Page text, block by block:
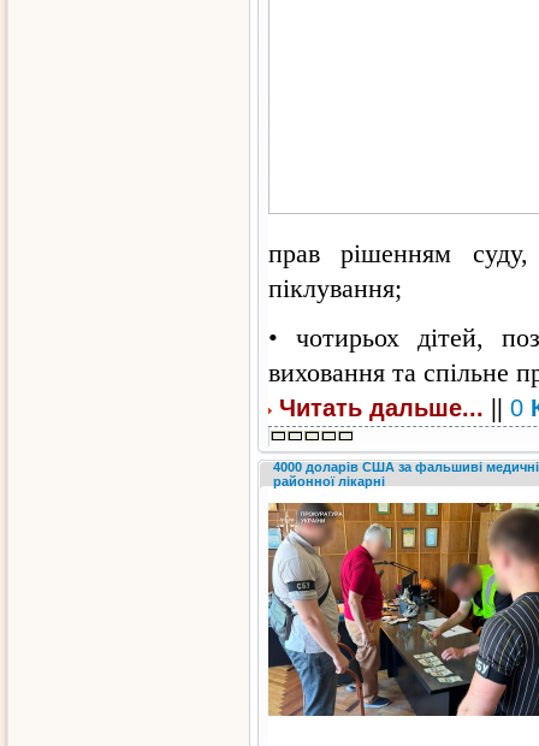
прав рішенням суду,
піклування;
• чотирьох дітей,
виховання та спільне
Читать дальше... || 0
4000 доларів США за фальшиві
районної лікарні